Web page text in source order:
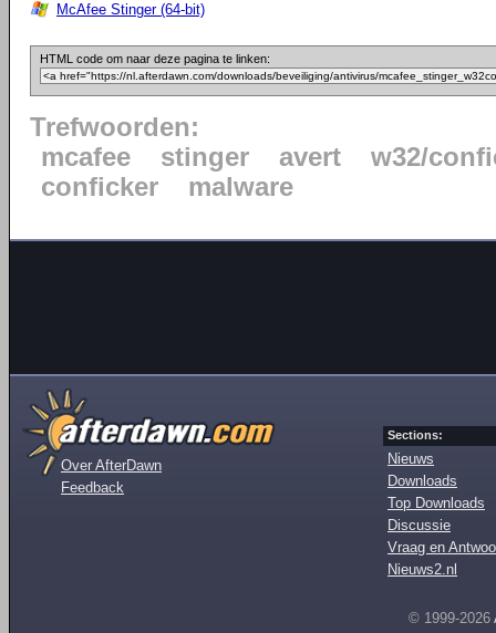
McAfee Stinger (64-bit)
HTML code om naar deze pagina te linken:
Trefwoorden:
mcafee
stinger avert
w32/
conficker
malware
Over AfterDawn
Feedback
Sections:
Nieuws
Downloads
Top Downloads
Discussie
Vraag en
Nieuws2.nl
© 1999-2026